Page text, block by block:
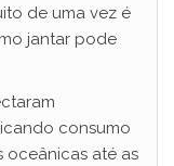
de uma vez é
jantar pode
consumo
oceânicas até as